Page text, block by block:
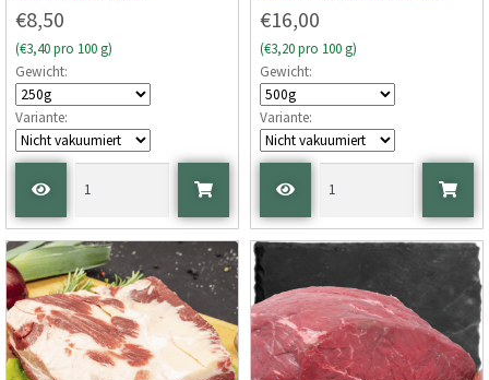
€8,50
(€3,40 pro 100 g)
Gewicht:
Variante:
€16,00
(€3,20 pro 100 g)
Gewicht:
Variante: